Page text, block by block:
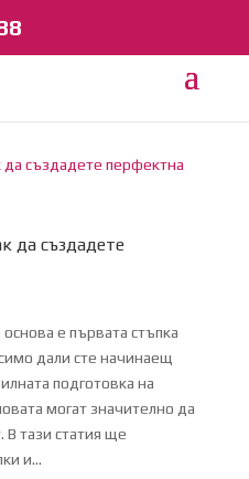
да създадете
е първата стъпка
дали сте начинаещ
подготовка на
могат значително да
В тази статия ще
и...